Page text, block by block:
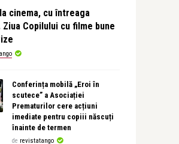
cinema, cu întreaga
Copilului cu filme bune
Conferința mobilă „Eroi în
scutece” a Asociației
Prematurilor cere acțiuni
imediate pentru copiii născuți
înainte de termen
de revistatango